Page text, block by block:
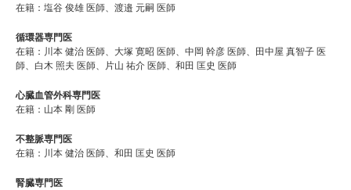
在籍：塩谷 俊雄 医師、渡邉 元嗣 医師
循環器専門医
在籍：川本 健治 医師、大塚 寛昭 医師、中岡 幹彦 医師、田中屋 真智子 医
師、白木 照夫 医師、片山 祐介 医師、和田 匡史 医師
心臓血管外科専門医
在籍：山本 剛 医師
不整脈専門医
在籍：川本 健治 医師、和田 匡史 医師
腎臓専門医